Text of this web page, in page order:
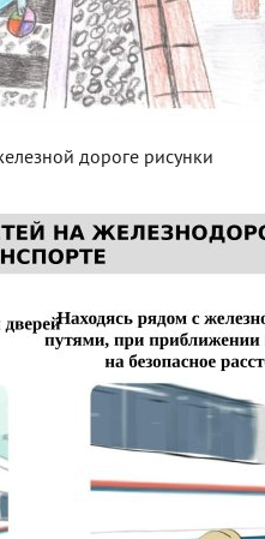
дороге рисунки